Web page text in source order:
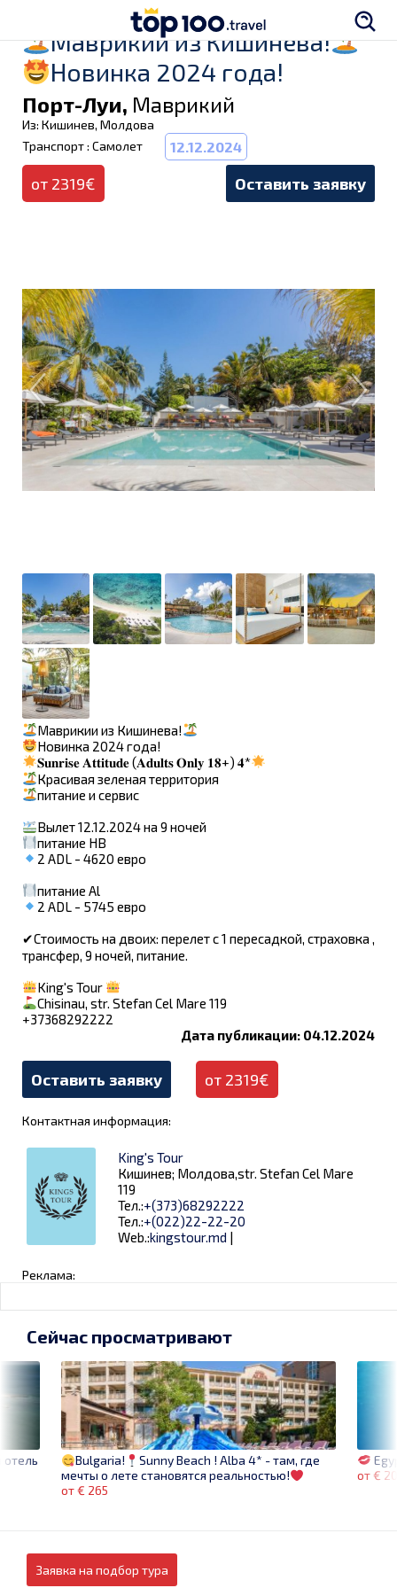
Маврикии из Кишинева!
Новинка 2024 года!
Порт-Луи, Маврикий
Из: Кишинев, Молдова
Транспорт : Самолет
12.12.2024
от 2319€ Оставить заявку
Маврикии из Кишинева!
Новинка 2024 года!
𝐒𝐮𝐧𝐫𝐢𝐬𝐞 𝐀𝐭𝐭𝐢𝐭𝐮𝐝𝐞 (𝐀𝐝𝐮𝐥𝐭𝐬 𝐎𝐧𝐥𝐲 𝟏𝟖+) 𝟒*
Красивая зеленая территория
питание и сервис
Вылет 12.12.2024 на 9 ночей
питание HB
2 ADL - 4620 евро
питание Al
2 ADL - 5745 евро
✔︎Стоимость на двоих: перелет с 1 пересадкой, страховка ,
трансфер, 9 ночей, питание.
King's Tour
Chisinau, str. Stefan Cel Mare 119
+37368292222
Дата публикации: 04.12.2024
Оставить заявку от 2319€
Контактная информация:
King's Tour
Кишинев; Молдова,str. Stefan Cel Mare
119
Тел.:+(373)68292222
Тел.:+(022)22-22-20
Web.:kingstour.md |
Реклама:
от €
Сейчас просматривают
Bulgaria!
Sunny Beach ! Alba 4* - там, где
мечты о лете становятся реальностью!
от € 265
Заявка на подбор тура